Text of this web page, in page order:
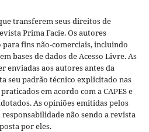
transferem seus direitos de
Prima Facie. Os autores
fins não-comerciais, incluindo
bases de dados de Acesso Livre. As
enviadas aos autores antes da
seu padrão técnico explicitado nas
em acordo com a CAPES e
As opiniões emitidas pelos
não sendo a revista
por eles.